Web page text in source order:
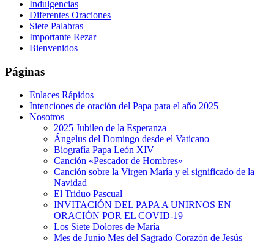
Indulgencias
Diferentes Oraciones
Siete Palabras
Importante Rezar
Bienvenidos
Páginas
Enlaces Rápidos
Intenciones de oración del Papa para el año 2025
Nosotros
2025 Jubileo de la Esperanza
Ángelus del Domingo desde el Vaticano
Biografía Papa León XIV
Canción «Pescador de Hombres»
Canción sobre la Virgen María y el significado de la
Navidad
El Triduo Pascual
INVITACIÓN DEL PAPA A UNIRNOS EN
ORACIÓN POR EL COVID-19
Los Siete Dolores de María
Mes de Junio Mes del Sagrado Corazón de Jesús